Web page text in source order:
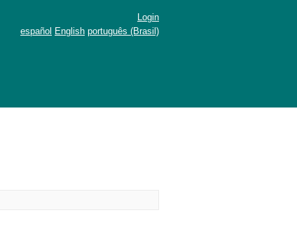
Login
español English português (Brasil)